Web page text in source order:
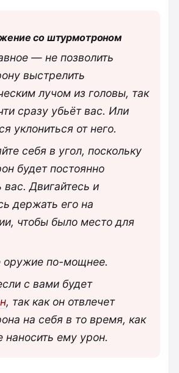
со штурмотроном
— не позволить
выстрелить
лучом из головы, так
сразу убьёт вас. Или
уклониться от него.
себя в угол, поскольку
будет постоянно
вас. Двигайтесь и
держать его на
чтобы было место для
оружие по-мощнее.
с вами будет
, так как он отвлечет
на себя в то время, как
наносить ему урон.